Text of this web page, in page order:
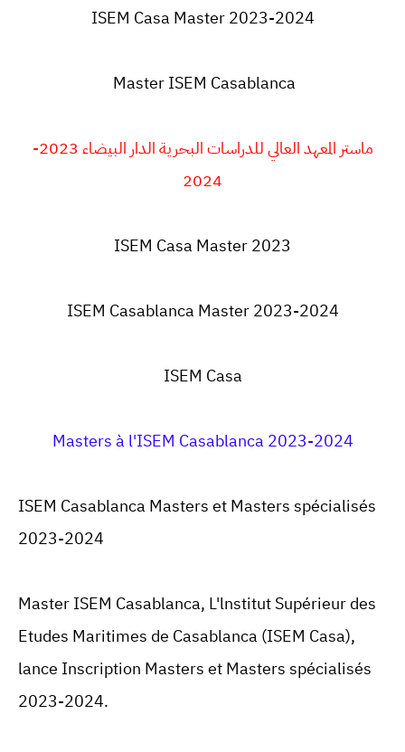
ISEM Casa Master 2023-2024
Master ISEM Casablanca
ماستر المعهد العالي للدراسات البحرية الدار البيضاء 2023-
2024
ISEM Casa Master 2023
ISEM Casablanca Master 2023-2024
ISEM Casa
Masters à l'ISEM Casablanca 2023-2024
ISEM CasablancaMasters et Masters spécialisés
2023-2024
Master ISEM Casablanca, L'lnstitutSupérieur des
Etudes Maritimes de Casablanca(ISEM Casa),
lance Inscription Masters et Masters spécialisés
2023-2024.